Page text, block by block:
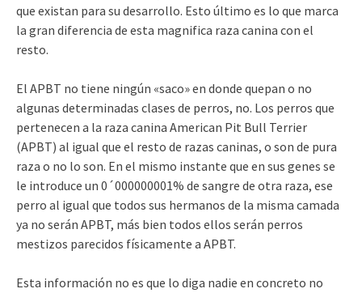
que existan para su desarrollo. Esto último es lo que marca
la gran diferencia de esta magnifica raza canina con el
resto.
El APBT no tiene ningún «saco» en donde quepan o no
algunas determinadas clases de perros, no. Los perros que
pertenecen a la raza canina American Pit Bull Terrier
(APBT) al igual que el resto de razas caninas, o son de pura
raza o no lo son. En el mismo instante que en sus genes se
le introduce un 0´000000001% de sangre de otra raza, ese
perro al igual que todos sus hermanos de la misma camada
ya no serán APBT, más bien todos ellos serán perros
mestizos parecidos físicamente a APBT.
Esta información no es que lo diga nadie en concreto no